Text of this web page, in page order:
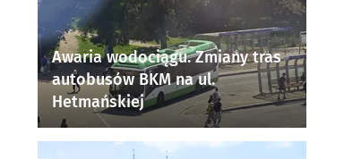
Awaria wodociągu. Zmiany tras
autobusów BKM na ul.
Hetmańskiej